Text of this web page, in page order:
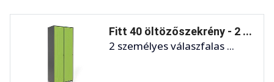
Fitt 40 öltözőszekrény - 2 ...
2 személyes válaszfalas ...